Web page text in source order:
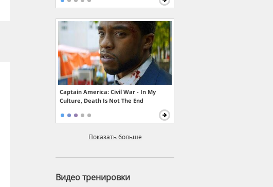
Captain America: Civil War - In My
Culture, Death Is Not The End
Показать больше
Видео тренировки